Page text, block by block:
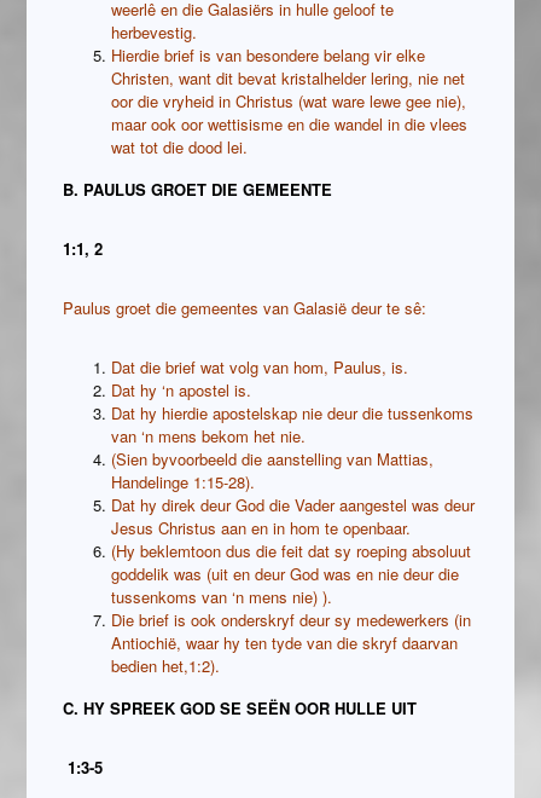
weerlê en die Galasiërs in hulle geloof te
herbevestig.
Hierdie brief is van besondere belang vir elke
Christen, want dit bevat kristalhelder lering, nie net
oor die vryheid in Christus (wat ware lewe gee nie),
maar ook oor wettisisme en die wandel in die vlees
wat tot die dood lei.
B. PAULUS GROET DIE GEMEENTE
1:1, 2
Paulus groet die gemeentes van Galasië deur te sê:
Dat die brief wat volg van hom, Paulus, is.
Dat hy ‘n apostel is.
Dat hy hierdie apostelskap nie deur die tussenkoms
van ‘n mens bekom het nie.
(Sien byvoorbeeld die aanstelling van Mattias,
Handelinge 1:15-28).
Dat hy direk deur God die Vader aangestel was deur
Jesus Christus aan en in hom te openbaar.
(Hy beklemtoon dus die feit dat sy roeping absoluut
goddelik was (uit en deur God was en nie deur die
tussenkoms van ‘n mens nie) ).
Die brief is ook onderskryf deur sy medewerkers (in
Antiochië, waar hy ten tyde van die skryf daarvan
bedien het,1:2).
C. HY SPREEK GOD SE SEËN OOR HULLE UIT
1:3-5